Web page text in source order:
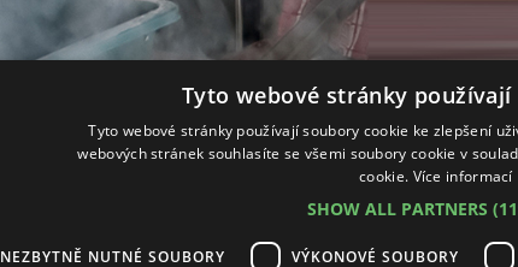
Tyto webové stránky
Tyto webové stránky používají soubory cookie ke zlepšení
webových stránek souhlasíte se všemi soubory cookie v
cookie. Více informací
SHOW ALL PARTNERS
NEZBYTNĚ NUTNÉ SOUBORY VÝKONOVÉ SOUBORY